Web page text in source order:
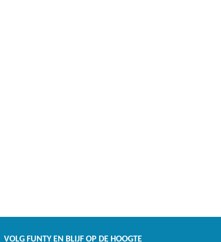
VOLG FUNTY EN BLIJF OP DE HOOGTE